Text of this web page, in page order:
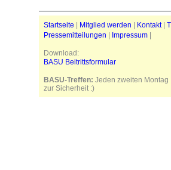
Startseite Mitglied werden Kontakt|
Pressemitteilungen
Impressum
Download:
BASU Beitrittsformular
BASU-Treffen: Jeden zweiten Montag
zur Sicherheit :)